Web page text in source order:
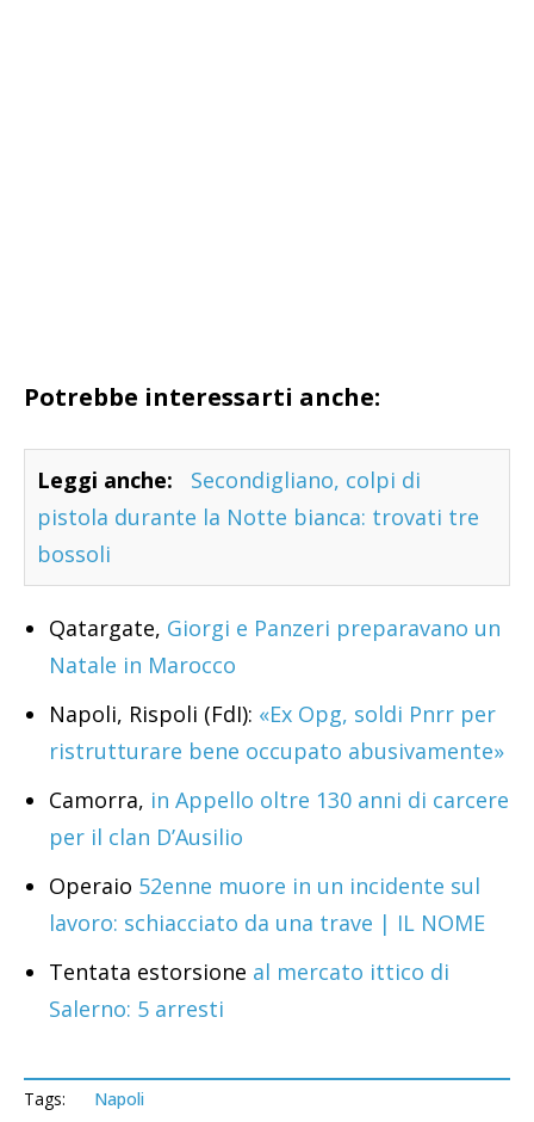
Potrebbe interessarti anche:
Leggi anche:
Secondigliano, colpi di
pistola durante la Notte bianca: trovati tre
bossoli
Qatargate, Giorgi e Panzeri preparavano un
Natale in Marocco
Napoli, Rispoli (FdI): «Ex Opg, soldi Pnrr per
ristrutturare bene occupato abusivamente»
Camorra, in Appello oltre 130 anni di carcere
per il clan D’Ausilio
Operaio 52enne muore in un incidente sul
lavoro: schiacciato da una trave | IL NOME
Tentata estorsione al mercato ittico di
Salerno: 5 arresti
Tags: Napoli